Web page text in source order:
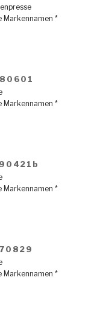
Markennamen *
Markennamen *
Markennamen *
Markennamen *